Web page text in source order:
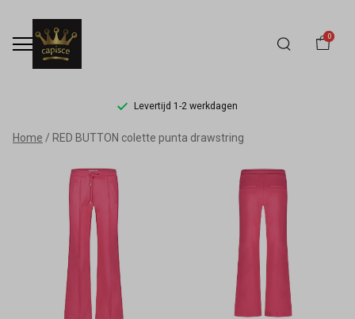
0
Levertijd 1-2 werkdagen
RED
BUTTON
colette
punta
drawstring
Home RED BUTTON colette punta drawstring